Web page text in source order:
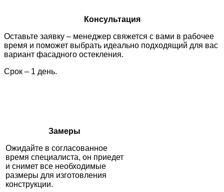
Консультация
Оставьте заявку – менеджер свяжется с вами в рабочее
время и поможет выбрать идеально подходящий для вас
вариант фасадного остекления.
Срок – 1 день.
Замеры
Ожидайте в согласованное
время специалиста, он приедет
и снимет все необходимые
размеры для изготовления
конструкции.